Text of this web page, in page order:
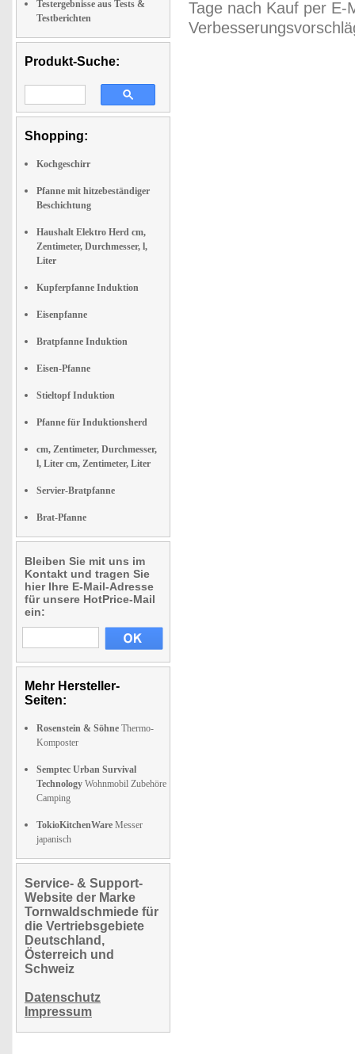
Testergebnisse aus Tests &
Testberichten
Produkt-Suche:
Shopping:
Kochgeschirr
Pfanne mit hitzebeständiger
Beschichtung
Haushalt Elektro Herd cm,
Zentimeter, Durchmesser, l,
Liter
Kupferpfanne Induktion
Eisenpfanne
Bratpfanne Induktion
Eisen-Pfanne
Stieltopf Induktion
Pfanne für Induktionsherd
cm, Zentimeter, Durchmesser,
l, Liter cm, Zentimeter, Liter
Servier-Bratpfanne
Brat-Pfanne
Bleiben Sie mit uns im
Kontakt und tragen Sie
hier Ihre E-Mail-Adresse
für unsere HotPrice-Mail
ein:
Mehr Hersteller-
Seiten:
Rosenstein & Söhne Thermo-
Komposter
Semptec Urban Survival
Technology Wohnmobil Zubehöre
Camping
TokioKitchenWare Messer
japanisch
Service- & Support-
Website der Marke
Tornwaldschmiede für
die Vertriebsgebiete
Deutschland,
Österreich und
Schweiz
Datenschutz
Impressum
Tage nach Kauf per E-